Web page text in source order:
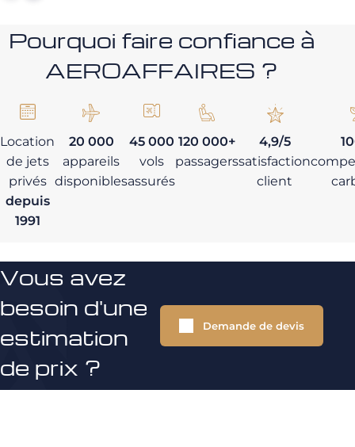
Pourquoi faire confiance à
AEROAFFAIRES ?
Location
de jets
privés
depuis
1991
20 000
appareils
disponibles
45 000
vols
assurés
120 000+
passagers
4,9/5
satisfaction
client
Vous avez
besoin d'une
estimation
de prix ?
Demande de devis